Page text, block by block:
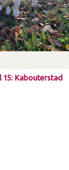
15: Kabouterstad